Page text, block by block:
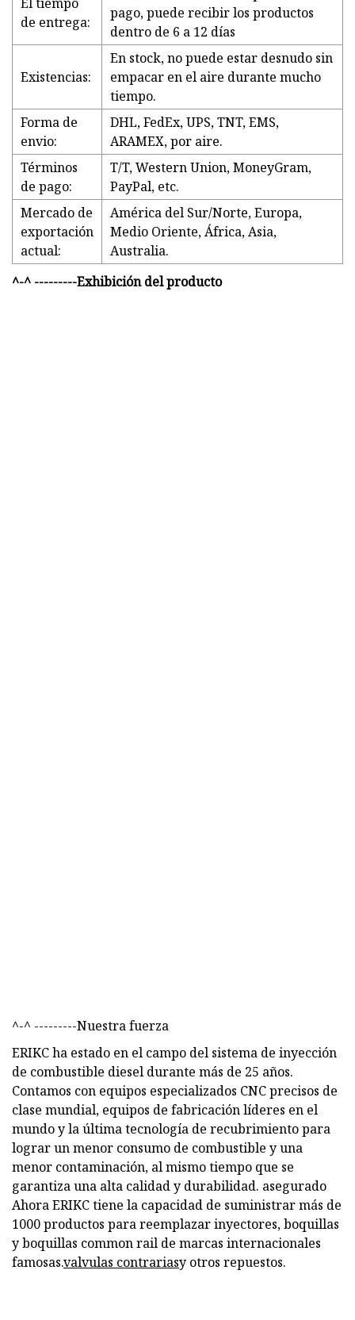
El tiempo
de entrega:
pago, puede recibir los productos
dentro de 6 a 12 días
Existencias:
En stock, no puede estar desnudo sin
empacar en el aire durante mucho
tiempo.
Forma de
envio:
DHL, FedEx, UPS, TNT, EMS,
ARAMEX, por aire.
Términos
de pago:
T/T, Western Union, MoneyGram,
PayPal, etc.
Mercado de
exportación
actual:
América del Sur/Norte, Europa,
Medio Oriente, África, Asia,
Australia.
^-^ ---------Exhibición del producto
^-^ ---------Nuestra fuerza
ERIKC ha estado en el campo del sistema de inyección
de combustible diesel durante más de 25 años.
Contamos con equipos especializados CNC precisos de
clase mundial, equipos de fabricación líderes en el
mundo y la última tecnología de recubrimiento para
lograr un menor consumo de combustible y una
menor contaminación, al mismo tiempo que se
garantiza una alta calidad y durabilidad. asegurado
Ahora ERIKC tiene la capacidad de suministrar más de
1000 productos para reemplazar inyectores, boquillas
y boquillas common rail de marcas internacionales
famosas.valvulas contrariasy otros repuestos.